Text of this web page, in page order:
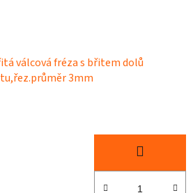
válcová fréza s břitem dolů
3mm